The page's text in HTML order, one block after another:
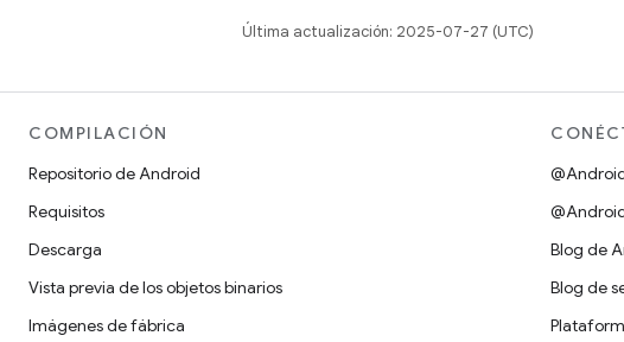
Última actualización: 2025-07-27 (UTC)
COMPILACIÓN
Repositorio de Android
Requisitos
Descarga
Vista previa de los objetos binarios
Imágenes de fábrica
Blog de
Blog de